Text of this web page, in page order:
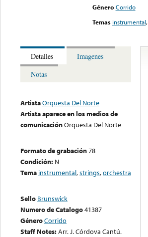
Género Corrido
Temas instrumental,
Detalles
Imagenes
Notas
ArtistaOrquesta Del Norte
Artista aparece en los medios de
comunicaciónOrquesta Del Norte
Formato de grabación78
Condición: N
Tema instrumental,strings,orchestra
Sello Brunswick
Numero de Catalogo41387
GéneroCorrido
Staff Notes:Arr. J. Córdova Cantú.